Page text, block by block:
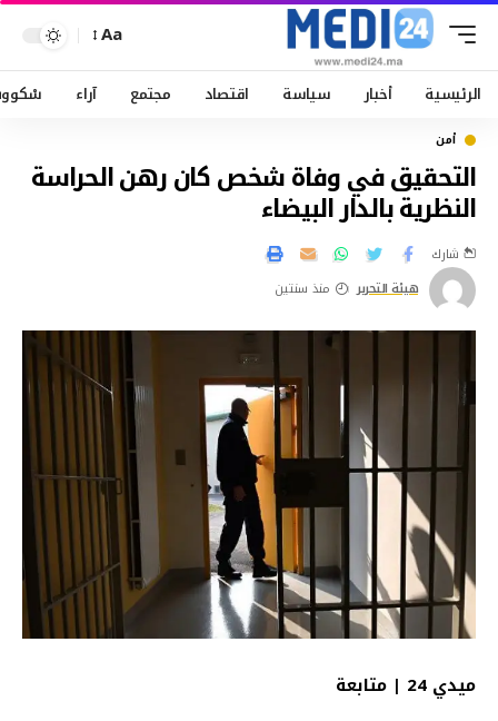
Aa
الرئيسية أخبار سياسة اقتصاد مجتمع آراء
أمن
التحقيق في وفاة شخص كان رهن الحراسة
النظرية بالدار البيضاء
هيئة التحرير منذ سنتين
شارك
ميدي 24 | متابعة